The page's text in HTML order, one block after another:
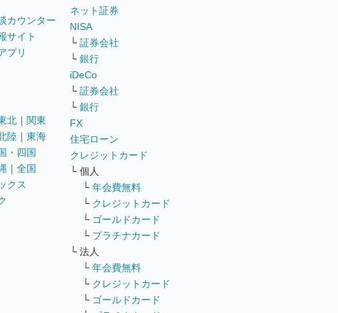
カウンター
サイト
プリ
北 ｜ 関東
陸 ｜ 東海
・四国
｜ 全国
クス
ネット証券
NISA
└ 証券会社
└ 銀行
iDeCo
└ 証券会社
└ 銀行
FX
住宅ローン
クレジットカード
└ 個人
└ 年会費無料
└ クレジットカード
└ ゴールドカード
└ プラチナカード
└ 法人
└ 年会費無料
└ クレジットカード
└ ゴールドカード